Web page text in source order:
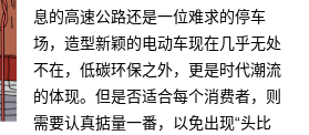
息的高速公路还是一位难求的停车
场，造型新颖的电动车现在几乎无处
不在，低碳环保之外，更是时代潮流
的体现。但是否适合每个消费者，则
需要认真掂量一番，以免出现“头比